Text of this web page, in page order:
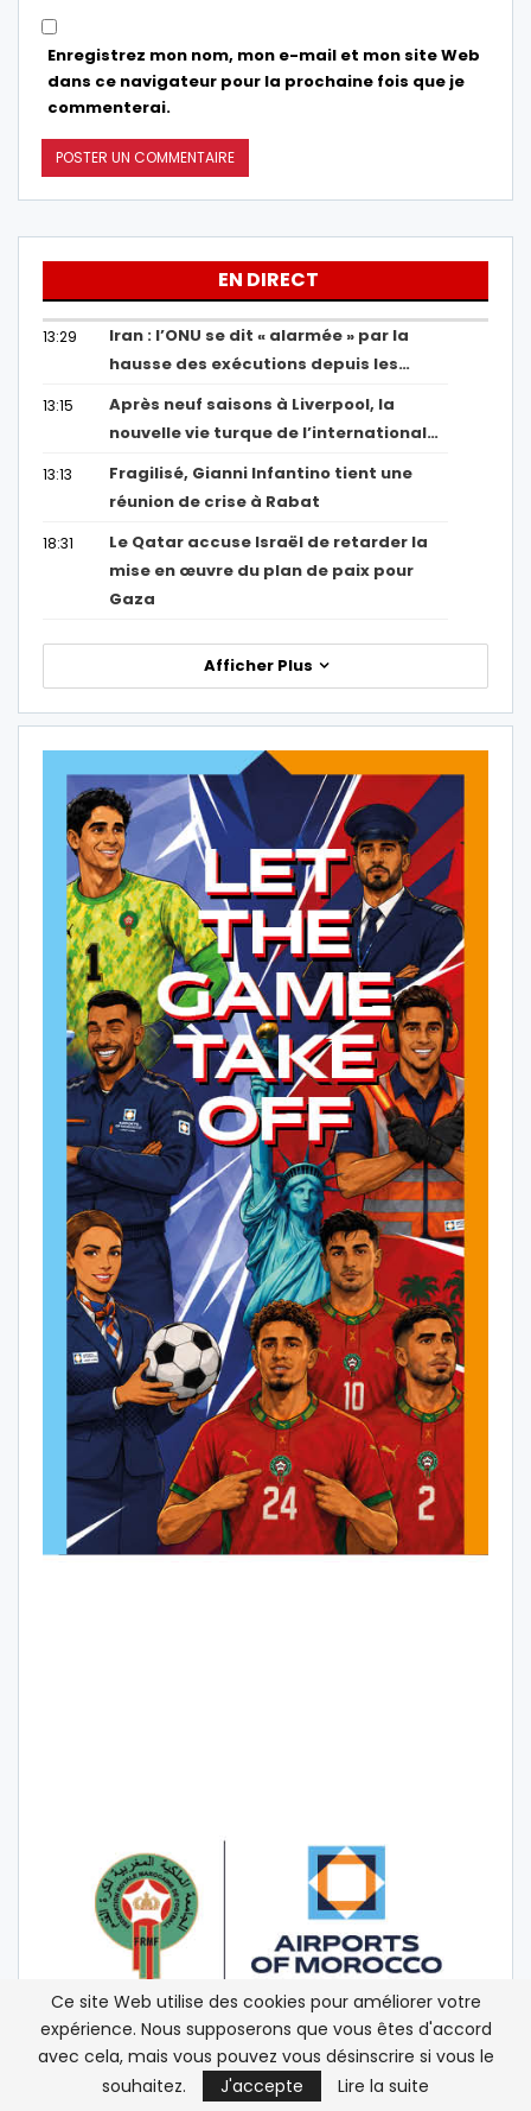
Enregistrez mon nom, mon e-mail et mon site Web
dans ce navigateur pour la prochaine fois que je
commenterai.
EN DIRECT
13:29
Iran : l’ONU se dit « alarmée » par la
hausse des exécutions depuis les…
13:15
Après neuf saisons à Liverpool, la
nouvelle vie turque de l’international…
13:13
Fragilisé, Gianni Infantino tient une
réunion de crise à Rabat
18:31
Le Qatar accuse Israël de retarder la
mise en œuvre du plan de paix pour
Gaza
Afficher Plus
Ce site Web utilise des cookies pour améliorer votre
expérience. Nous supposerons que vous êtes d'accord
avec cela, mais vous pouvez vous désinscrire si vous le
souhaitez.
J'accepte Lire la suite